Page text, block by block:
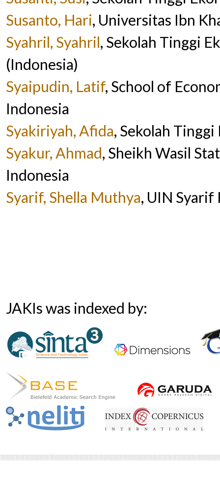
Susanto, Hari, Universitas Ibn
Syahril, Syahril, Sekolah Tinggi
(Indonesia)
Syaipudin, Latif, School of
Indonesia
Syakiriyah, Afida, Sekolah
Syakur, Ahmad, Sheikh Wasil
Indonesia
Syarif, Shella Muthya, UIN Syarif
JAKIs was indexed by: